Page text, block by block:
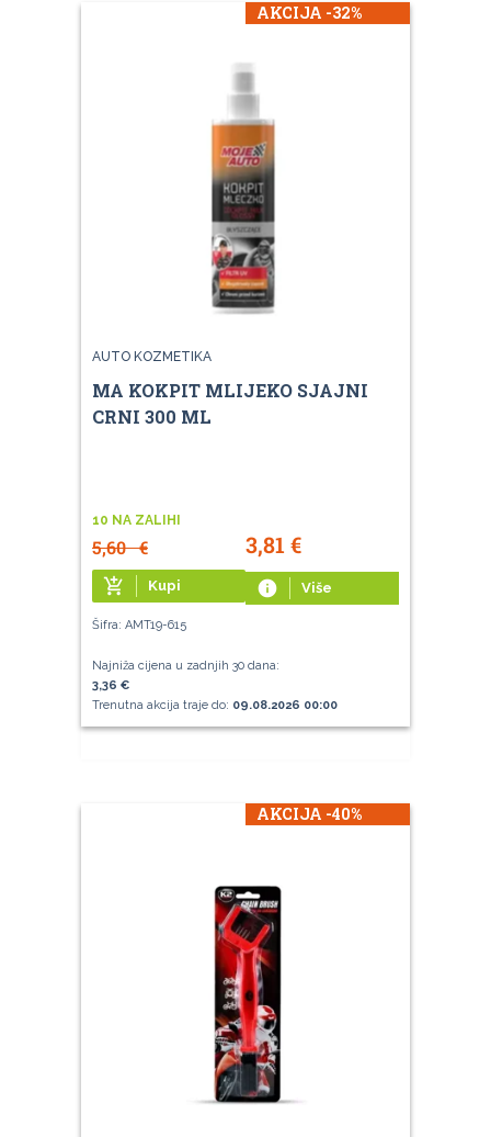
AKCIJA -32%
AUTO KOZMETIKA
MA KOKPIT MLIJEKO SJAJNI
CRNI 300 ML
10 NA ZALIHI
5,60€ 3,81 €
add_shopping_cart Kupi info Više
Šifra: AMT19-615
Najniža cijena u zadnjih 30 dana:
3,36 €
Trenutna akcija traje do: 09.08.2026 00:00
AKCIJA -40%